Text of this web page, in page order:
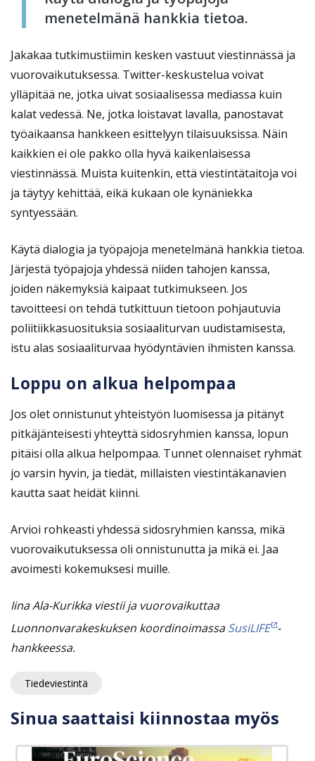
menetelmänä hankkia tietoa.
Jakakaa tutkimustiimin kesken vastuut viestinnässä ja
vuorovaikutuksessa. Twitter-keskustelua voivat
ylläpitää ne, jotka uivat sosiaalisessa mediassa kuin
kalat vedessä. Ne, jotka loistavat lavalla, panostavat
työaikaansa hankkeen esittelyyn tilaisuuksissa. Näin
kaikkien ei ole pakko olla hyvä kaikenlaisessa
viestinnässä. Muista kuitenkin, että viestintätaitoja voi
ja täytyy kehittää, eikä kukaan ole kynäniekka
syntyessään.
Käytä dialogia ja työpajoja menetelmänä hankkia tietoa.
Järjestä työpajoja yhdessä niiden tahojen kanssa,
joiden näkemyksiä kaipaat tutkimukseen. Jos
tavoitteesi on tehdä tutkittuun tietoon pohjautuvia
poliitiikkasuosituksia sosiaaliturvan uudistamisesta,
istu alas sosiaaliturvaa hyödyntävien ihmisten kanssa.
Loppu on alkua helpompaa
Jos olet onnistunut yhteistyön luomisessa ja pitänyt
pitkäjänteisesti yhteyttä sidosryhmien kanssa, lopun
pitäisi olla alkua helpompaa. Tunnet olennaiset ryhmät
jo varsin hyvin, ja tiedät, millaisten viestintäkanavien
kautta saat heidät kiinni.
Arvioi rohkeasti yhdessä sidosryhmien kanssa, mikä
vuorovaikutuksessa oli onnistunutta ja mikä ei. Jaa
avoimesti kokemuksesi muille.
Iina Ala-Kurikka viestii ja vuorovaikuttaa
Luonnonvarakeskuksen koordinoimassaSusiLIFE -
hankkeessa.
Tiedeviestintä
Sinua saattaisi kiinnostaa myös